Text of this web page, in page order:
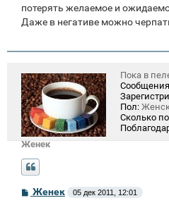
потерять желаемое и
Даже в негативе можно
Женек
Пока в
Пол:
Сколько
С
о
Женек 05 дек 2011, 12:01